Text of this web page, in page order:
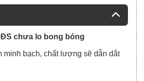
chưa lo bong bóng
minh bạch, chất lượng sẽ dẫn dắt